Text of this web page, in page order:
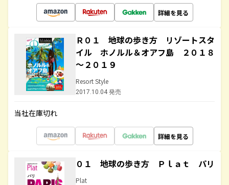
詳細を見る
Ｒ０１ 地球の歩き方 リゾートスタ
イル ホノルル＆オアフ島 ２０１８
～２０１９
Resort Style
2017.10.04 発売
当社在庫切れ
詳細を見る
０１ 地球の歩き方 Ｐｌａｔ パリ
Plat